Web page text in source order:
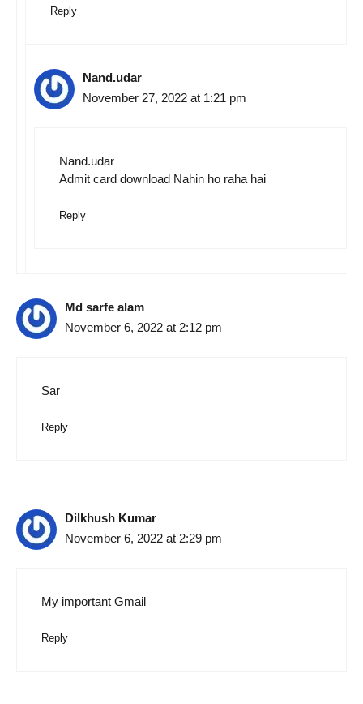
Reply
Nand.udar
November 27, 2022 at 1:21 pm
Nand.udar
Admit card download Nahin ho raha hai
Reply
Md sarfe alam
November 6, 2022 at 2:12 pm
Sar
Reply
Dilkhush Kumar
November 6, 2022 at 2:29 pm
My important Gmail
Reply